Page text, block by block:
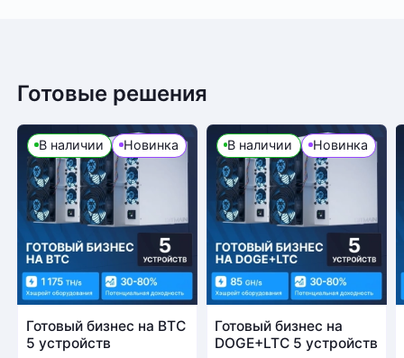
Готовые решения
В наличии Новинка
Готовый бизнес на BTC
5 устройств
В наличии Новинка
Готовый бизнес на
DOGE+LTC 5 устройств